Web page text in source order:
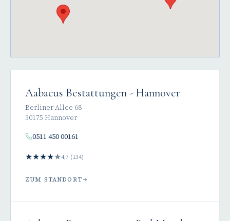
Aabacus Bestattungen - Hannover
Berliner Allee 68
30175 Hannover
0511 450 00161
★★★★★4,7 (134)
ZUM STANDORT